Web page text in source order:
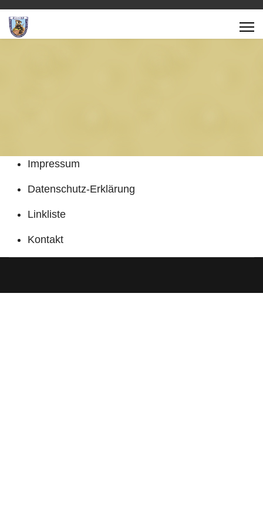
Impressum
Datenschutz-Erklärung
Linkliste
Kontakt